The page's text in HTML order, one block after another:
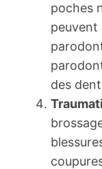
poches
peuvent
des